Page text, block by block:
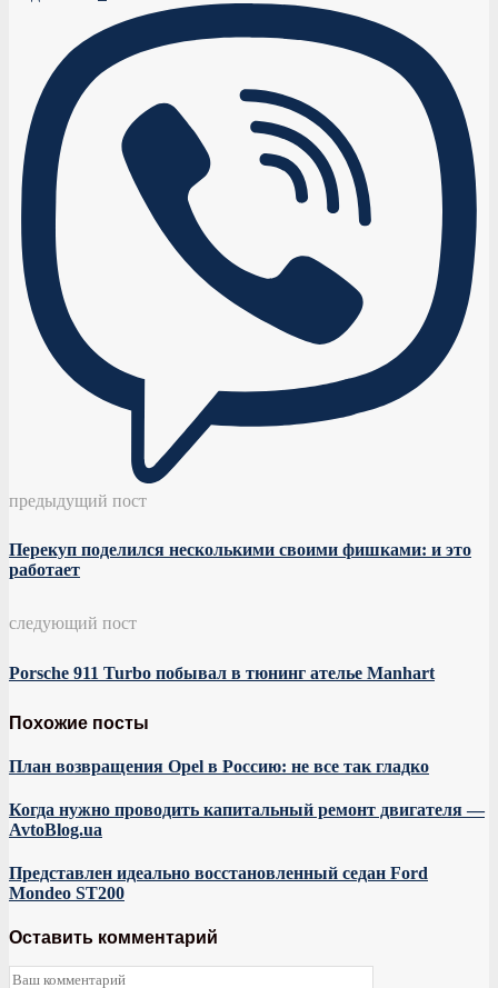
предыдущий пост
Перекуп поделился несколькими своими фишками: и это
работает
следующий пост
Porsche 911 Turbo побывал в тюнинг ателье Manhart
Похожие посты
План возвращения Opel в Россию: не все так гладко
Когда нужно проводить капитальный ремонт двигателя —
AvtoBlog.ua
Представлен идеально восстановленный седан Ford
Mondeo ST200
Оставить комментарий